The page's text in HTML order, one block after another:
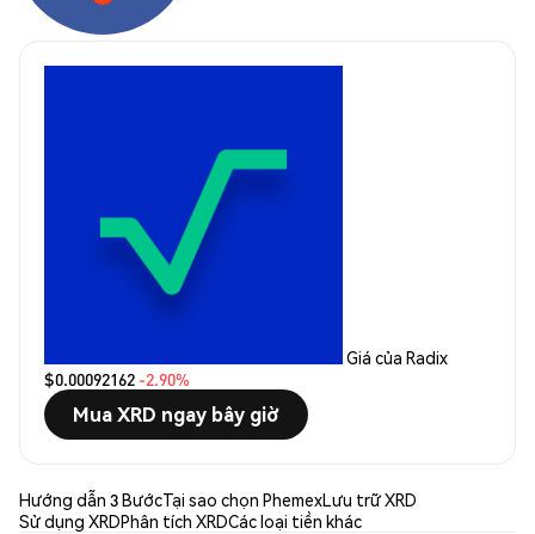
Giá của Radix
$0.00092162 -2.90%
Mua XRD ngay bây giờ
Hướng dẫn 3 BướcTại sao chọn PhemexLưu trữ XRD
Sử dụng XRDPhân tích XRDCác loại tiền khác